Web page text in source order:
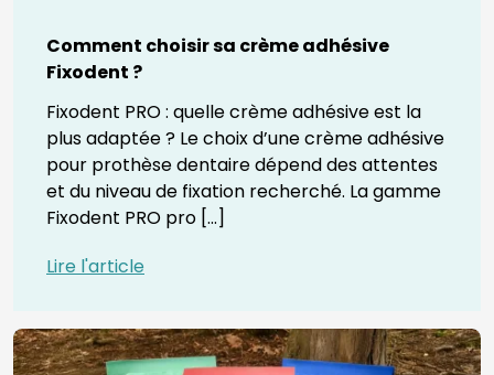
Comment choisir sa crème adhésive
Fixodent ?
Fixodent PRO : quelle crème adhésive est la
plus adaptée ? Le choix d’une crème adhésive
pour prothèse dentaire dépend des attentes
et du niveau de fixation recherché. La gamme
Fixodent PRO pro [...]
Lire l'article